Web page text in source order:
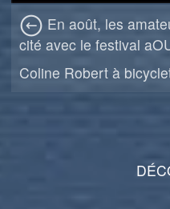
En août, les
cité avec le festival
Coline Robert à